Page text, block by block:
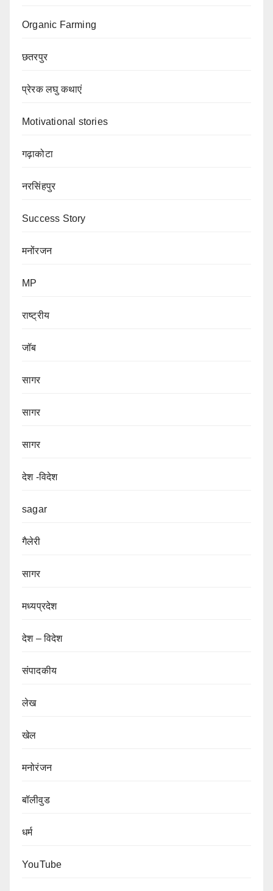
Organic Farming
छतरपुर
प्रेरक लघु कथाएं
Motivational stories
गढ़ाकोटा
नरसिंहपुर
Success Story
मनोंरजन
MP
राष्ट्रीय
जॉब
सागर
सागर
सागर
देश -विदेश
sagar
गैलेरी
सागर
मध्यप्रदेश
देश – विदेश
संपादकीय
लेख
खेल
मनोरंजन
बॉलीवुड
धर्म
YouTube